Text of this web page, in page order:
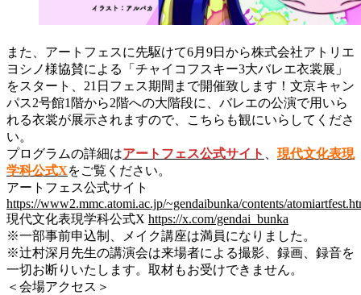
また、アートフェスに先駆けて6月9日から株式会社アトリエ
ヨシノ様協賛による「チャイコフスキー3大バレエ衣裳展」
をスタート、21日フェス期間まで開催致します！文京キャン
パス2号館1階から2階への大階段に、バレエの公演で用いら
れる衣裳が展示されますので、こちらも観にいらしてくださ
い。
プログラムの詳細はアートフェス公式サイト
現代文化表現
学科公式Xをご覧ください。
アートフェス公式サイト
https://www2.mmc.atomi.ac.jp/~gendaibunka/contents/
現代文化表現学科公式X https://x.com/gendai_bunka
※一部事前申込制、メイク講座は満員になりました。
※辻村深月先生の講演会は来場者による撮影、録画、録音を
一切お断りいたします。取材もお受けできません。
＜会場アクセス＞